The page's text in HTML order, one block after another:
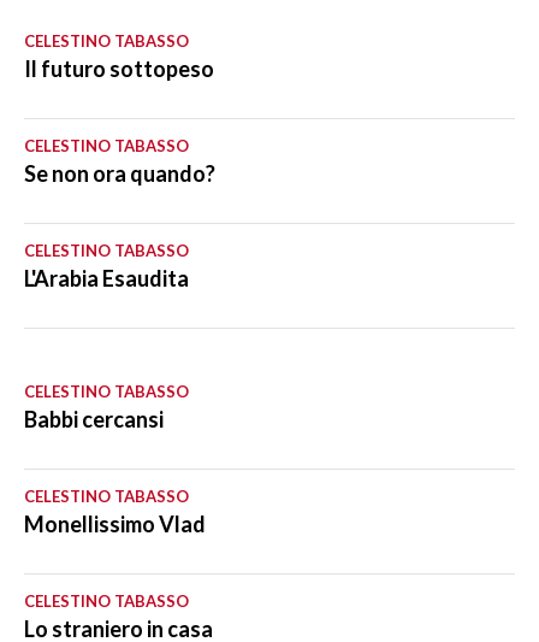
CELESTINO TABASSO
Il futuro sottopeso
CELESTINO TABASSO
Se non ora quando?
CELESTINO TABASSO
L'Arabia Esaudita
CELESTINO TABASSO
Babbi cercansi
CELESTINO TABASSO
Monellissimo Vlad
CELESTINO TABASSO
Lo straniero in casa